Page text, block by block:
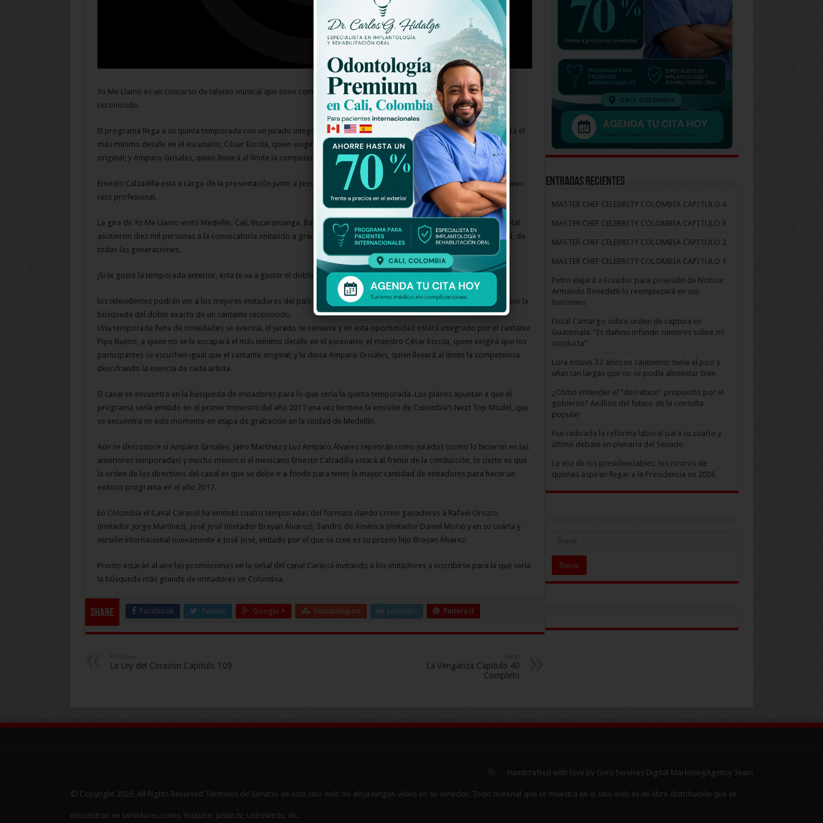
Yo Me Llamo es un concurso de talento musical que tiene como objetivo la búsqueda del doble exacto de un cantante
reconocido.
El programa llega a su quinta temporada con un jurado integrado por el cantante Pipe Bueno, a quien no se le escapará el
más mínimo detalle en el escenario; César Escola, quien exigirá que los participantes se escuchen igual que el cantante
original; y Amparo Grisales, quien llevará al límite la competencia descifrando la esencia de cada artista.
Ernesto Calzadilla está a cargo de la presentación junto a Jessica Cediel, quien regresa al país para emprender este nuevo
reto profesional.
La gira de Yo Me Llamo visitó Medellín, Cali, Bucaramanga, Barranquilla y Bogotá en busca de talentosos artistas. En total
asistieron diez mil personas a la convocatoria imitando a grandes estrellas de la música a nivel nacional e internacional, de
todas las generaciones.
¡Si te gustó la temporada anterior, esta te va a gustar el doble!
los televidentes podrán ver a los mejores imitadores del país en un concurso de talento musical, que tiene como objetivo la
búsqueda del doble exacto de un cantante reconocido.
Una temporada llena de novedades se avecina, el jurado se renueva y en esta oportunidad estará integrado por el cantante
Pipe Bueno, a quien no se le escapará el más mínimo detalle en el escenario; el maestro César Escola, quien exigirá que los
participantes se escuchen igual que el cantante original; y la diosa Amparo Grisales, quien llevará al límite la competencia
descifrando la esencia de cada artista.
El canal se encuentra en la búsqueda de imitadores para lo que sería la quinta temporada. Los planes apuntan a que el
programa sería emitido en el primer trimestre del año 2017 una vez termine la emisión de Colombia’s Next Top Model, que
se encuentra en este momento en etapa de grabación en la ciudad de Medellín.
Aún se desconoce si Amparo Grisales, Jairo Martínez y Luz Amparo Álvarez repetirán como jurados (como lo hicieron en las
anteriores temporadas) y mucho menos si el mexicano Ernesto Calzadilla estará al frente de la conducción, lo cierto es que
la orden de los directivos del canal es que se debe ir a fondo para tener la mayor cantidad de imitadores para hacer un
exitoso programa en el año 2017.
En Colombia el Canal Caracol ha emitido cuatro temporadas del formato dando como ganadores a Rafael Orozco
(imitador Jorge Martínez), José José (imitador Brayan Álvarez), Sandro de América (imitador Daniel Mora) y en su cuarta y
versión internacional nuevamente a José José, imitado por el que se cree es su propio hijo Brayan Álvarez.
Pronto estarán al aire las promociones en la señal del canal Caracol invitando a los imitadores a inscribirse para la que sería
la búsqueda más grande de imitadores en Colombia.
Share Facebook Twitter Google + Stumbleupon LinkedIn Pinterest
La Ley del Corazon Capitulo 109
La Venganza Capitulo 40
Completo
Entradas recientes
MASTER CHEF CELEBRITY COLOMBIA CAPITULO 4
MASTER CHEF CELEBRITY COLOMBIA CAPITULO 3
MASTER CHEF CELEBRITY COLOMBIA CAPITULO 2
MASTER CHEF CELEBRITY COLOMBIA CAPITULO 1
Petro viajará a Ecuador para posesión de Noboa:
Armando Benedetti lo reemplazará en sus
funciones
Fiscal Camargo sobre orden de captura en
Guatemala: “Es dañino infundir rumores sobre mi
conducta”
Lora estuvo 32 años en cautiverio: tenía el pico y
uñas tan largas que no se podía alimentar bien
¿Cómo entender el “decretazo” propuesto por el
gobierno? Análisis del futuro de la consulta
popular
Fue radicada la reforma laboral para su cuarto y
último debate en plenaria del Senado
La voz de los presidenciables: los rostros de
quienes aspiran llegar a la Presidencia en 2026
Handcrafted with love by Guru Services Digital MarketingAgencyTeam
© Copyright 2026, All Rights Reserved Términos de Servicio de este sitio web no aloja ningún video en su servidor. Todo material que se muestra en el sitio web es de libre distribución que se
encuentran en servidores como Youtube, Justin.tv, Ustream.tv, etc.